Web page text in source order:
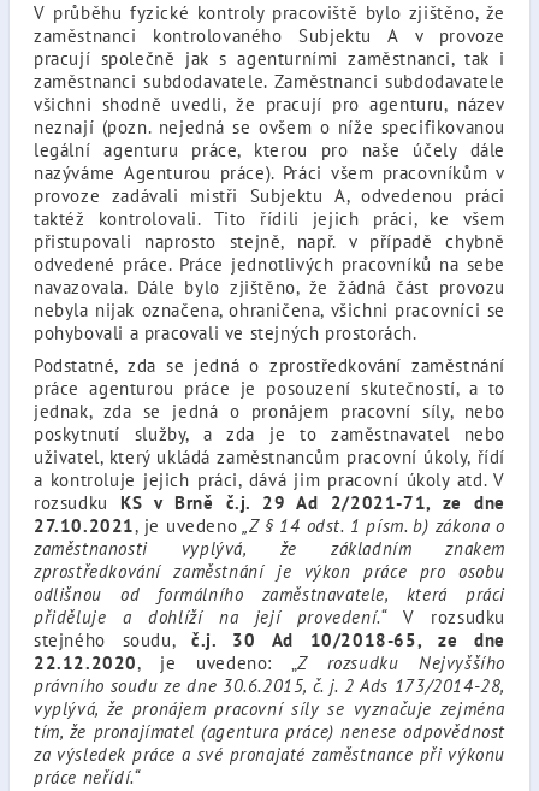
V průběhu fyzické kontroly pracoviště bylo zjištěno, že
zaměstnanci kontrolovaného Subjektu A v provoze
pracují společně jak s agenturními zaměstnanci, tak i
zaměstnanci subdodavatele. Zaměstnanci subdodavatele
všichni shodně uvedli, že pracují pro agenturu, název
neznají (pozn. nejedná se ovšem o níže specifikovanou
legální agenturu práce, kterou pro naše účely dále
nazýváme Agenturou práce). Práci všem pracovníkům v
provoze zadávali mistři Subjektu A, odvedenou práci
taktéž kontrolovali. Tito řídili jejich práci, ke všem
přistupovali naprosto stejně, např. v případě chybně
odvedené práce. Práce jednotlivých pracovníků na sebe
navazovala. Dále bylo zjištěno, že žádná část provozu
nebyla nijak označena, ohraničena, všichni pracovníci se
pohybovali a pracovali ve stejných prostorách.
Podstatné, zda se jedná o zprostředkování zaměstnání
práce agenturou práce je posouzení skutečností, a to
jednak, zda se jedná o pronájem pracovní síly, nebo
poskytnutí služby, a zda je to zaměstnavatel nebo
uživatel, který ukládá zaměstnancům pracovní úkoly, řídí
a kontroluje jejich práci, dává jim pracovní úkoly atd. V
rozsudku KS v Brně č.j. 29 Ad 2/2021-71, ze dne
27.10.2021, je uvedeno „Z § 14 odst. 1 písm. b) zákona o
zaměstnanosti vyplývá, že základním znakem
zprostředkování zaměstnání je výkon práce pro osobu
odlišnou od formálního zaměstnavatele, která práci
přiděluje a dohlíží na její provedení.“V rozsudku
stejného soudu,č.j. 30 Ad 10/2018-65, ze dne
22.12.2020, je uvedeno: „Z rozsudku Nejvyššího
právního soudu ze dne 30.6.2015, č. j. 2 Ads 173/2014-28,
vyplývá, že pronájem pracovní síly se vyznačuje zejména
tím, že pronajímatel (agentura práce) nenese odpovědnost
za výsledek práce a své pronajaté zaměstnance při výkonu
práce neřídí.“